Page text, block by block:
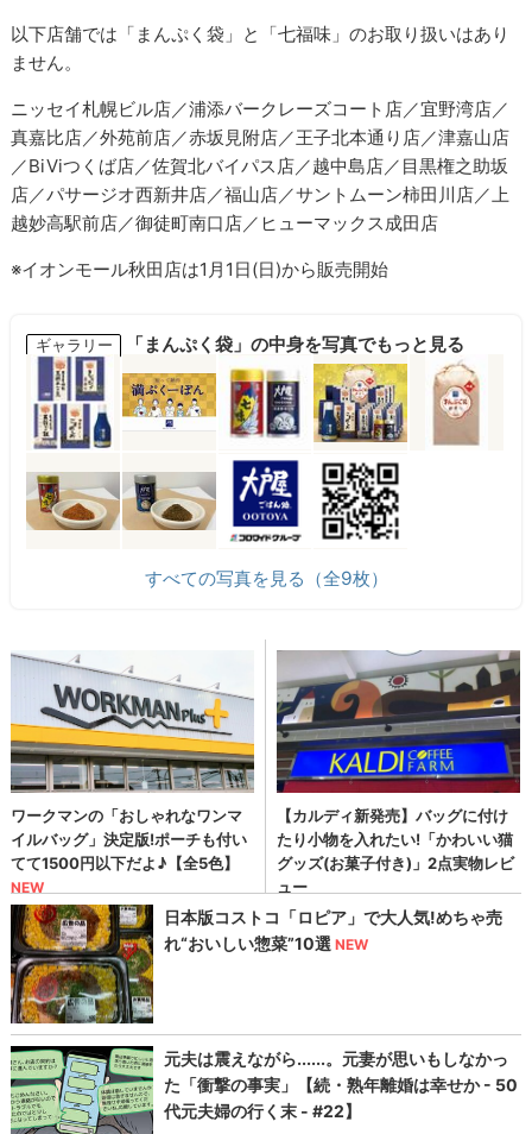
以下店舗では「まんぷく袋」と「七福味」のお取り扱いはあり
ません。
ニッセイ札幌ビル店／浦添バークレーズコート店／宜野湾店／
真嘉比店／外苑前店／赤坂見附店／王子北本通り店／津嘉山店
／BiViつくば店／佐賀北バイパス店／越中島店／目黒権之助坂
店／パサージオ西新井店／福山店／サントムーン柿田川店／上
越妙高駅前店／御徒町南口店／ヒューマックス成田店
※イオンモール秋田店は1月1日(日)から販売開始
ギャラリー 「まんぷく袋」の中身を写真でもっと見る
すべての写真を見る（全9枚）